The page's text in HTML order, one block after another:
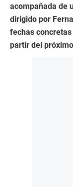
acompañada de
dirigido por
fechas concretas
partir del